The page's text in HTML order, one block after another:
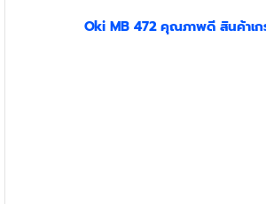
Oki MB 472 คุณภาพดี สินค้าเก